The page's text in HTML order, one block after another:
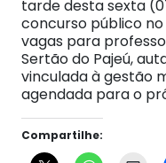
tarde desta sexta
concurso público no
vagas para
Sertão do Pajeú,
vinculada à gestão
agendada para o
Compartilhe: